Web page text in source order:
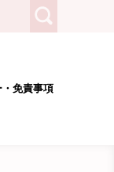
免責事項